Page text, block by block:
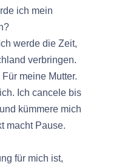
ich mein
werde die Zeit,
verbringen.
meine Mutter.
Ich cancele bis
kümmere mich
macht Pause.
für mich ist,